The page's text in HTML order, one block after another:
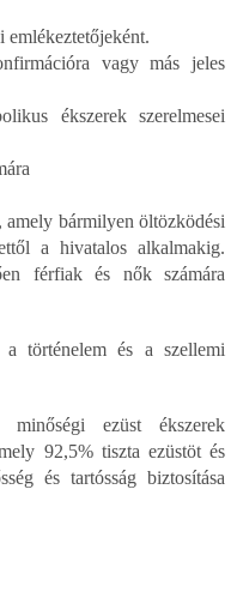
vagy más jeles
ékszerek szerelmesei
bármilyen öltözködési
a hivatalos alkalmakig.
férfiak és nők számára
történelem és a szellemi
ezüst ékszerek
92,5% tiszta ezüstöt és
és tartósság biztosítása